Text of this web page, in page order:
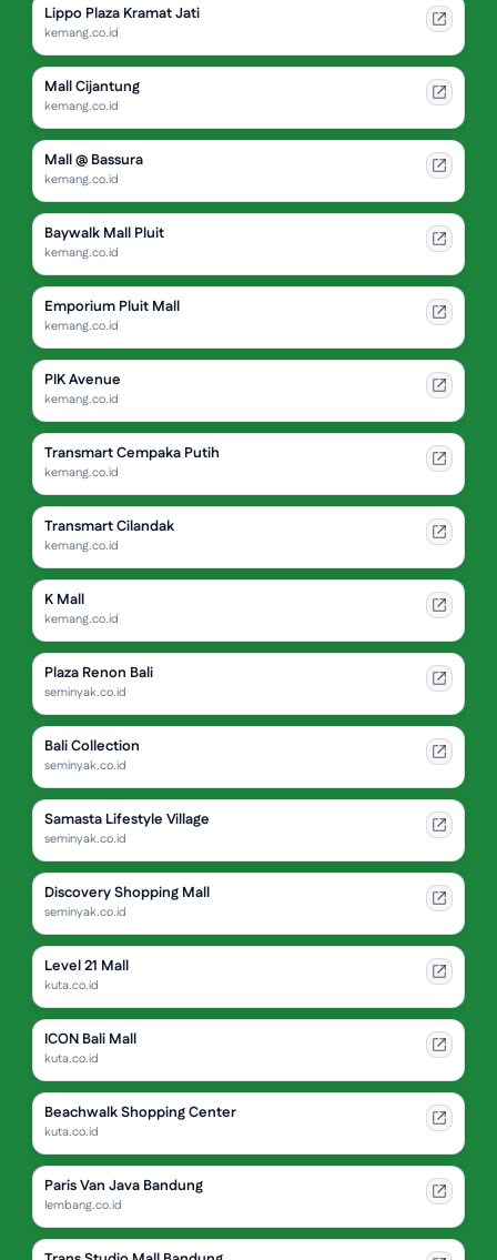
Lippo Plaza Kramat Jati
kemang.co.id
Mall Cijantung
kemang.co.id
Mall @ Bassura
kemang.co.id
Baywalk Mall Pluit
kemang.co.id
Emporium Pluit Mall
kemang.co.id
PIK Avenue
kemang.co.id
Transmart Cempaka Putih
kemang.co.id
Transmart Cilandak
kemang.co.id
K Mall
kemang.co.id
Plaza Renon Bali
seminyak.co.id
Bali Collection
seminyak.co.id
Samasta Lifestyle Village
seminyak.co.id
Discovery Shopping Mall
seminyak.co.id
Level 21 Mall
kuta.co.id
ICON Bali Mall
kuta.co.id
Beachwalk Shopping Center
kuta.co.id
Paris Van Java Bandung
lembang.co.id